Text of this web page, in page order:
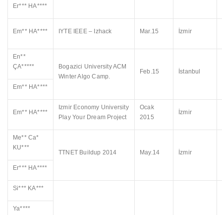
Er*** HA****
Em** HA**** IYTE IEEE – Izhack Mar.15 İzmir
En**
ÇA*****
Bogazici University ACM
Winter Algo Camp.
Feb.15 İstanbul
Em** HA****
Em** HA****
Izmir Economy University
Play Your Dream Project
Ocak
2015
İzmir
Me** Ca*
KU***
TTNET Buildup 2014 May.14 İzmir
Er*** HA****
Si*** KA***
Ya****